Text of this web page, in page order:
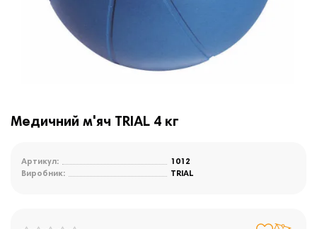
Медичний м'яч TRIAL 4 кг
Артикул:
1012
Виробник:
TRIAL